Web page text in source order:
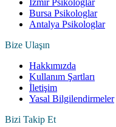
İzmir Psikologlar
Bursa Psikologlar
Antalya Psikologlar
Bize Ulaşın
Hakkımızda
Kullanım Şartları
İletişim
Yasal Bilgilendirmeler
Bizi Takip Et